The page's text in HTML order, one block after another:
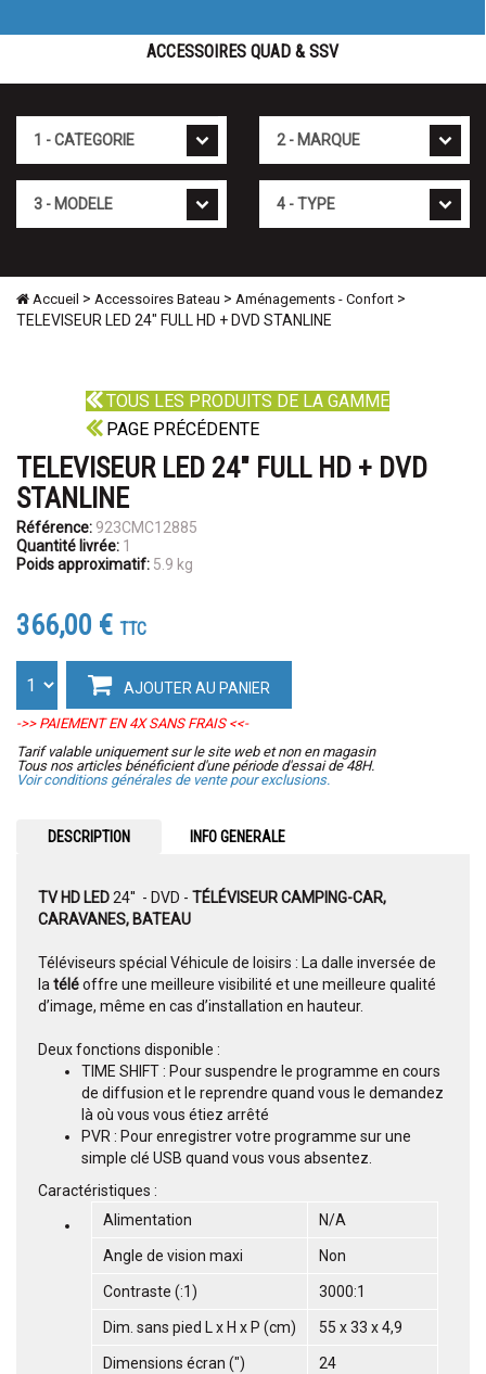
ACCESSOIRES QUAD & SSV
Accueil > Accessoires Bateau > Aménagements - Confort >
TELEVISEUR LED 24" FULL HD + DVD STANLINE
TOUS LES PRODUITS DE LA GAMME
PAGE PRÉCÉDENTE
TELEVISEUR LED 24" FULL HD + DVD
STANLINE
Référence: 923CMC12885
Quantité livrée: 1
Poids approximatif: 5.9 kg
366,00 € TTC
AJOUTER AU PANIER
->> PAIEMENT EN 4X SANS FRAIS <<-
Tarif valable uniquement sur le site web et non en magasin
Tous nos articles bénéficient d'une période d'essai de 48H.
Voir conditions générales de vente pour exclusions.
DESCRIPTION INFO GENERALE
TV HD LED24'' - DVD - TÉLÉVISEUR CAMPING-CAR,
CARAVANES, BATEAU
Téléviseurs spécial Véhicule de loisirs : La dalle inversée de
la téléoffre une meilleure visibilité et une meilleure qualité
d’image, même en cas d’installation en hauteur.
Deux fonctions disponible :
TIME SHIFT : Pour suspendre le programme en cours
de diffusion et le reprendre quand vous le demandez
là où vous vous étiez arrêté
PVR : Pour enregistrer votre programme sur une
simple clé USB quand vous vous absentez.
Caractéristiques :
Alimentation
N/A
Angle de vision maxi Non
Contraste (:1) 3000:1
Dim. sans pied L x H x P (cm) 55 x 33 x 4,9
Dimensions écran (") 24